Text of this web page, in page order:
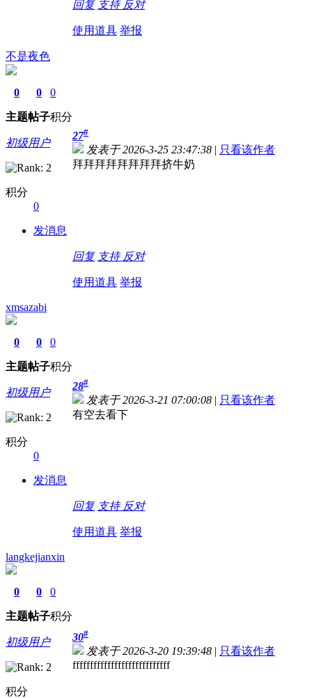
回复 支持 反对
使用道具 举报
不是夜色
0
主题
0
帖子
0
积分
初级用户
积分
0
发消息
27#
发表于 2026-3-25 23:47:38 | 只看该作者
拜拜拜拜拜拜拜拜挤牛奶
回复 支持 反对
使用道具 举报
xmsazabi
0
主题
0
帖子
0
积分
初级用户
积分
0
发消息
28#
发表于 2026-3-21 07:00:08 | 只看该作者
有空去看下
回复 支持 反对
使用道具 举报
langkejianxin
0
主题
0
帖子
0
积分
初级用户
积分
30#
发表于 2026-3-20 19:39:48 | 只看该作者
ffffffffffffffffffffffffffff